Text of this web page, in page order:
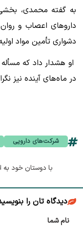
به گفته محمدی، بخشی
داروهای اعصاب و
دشواری تأمین مواد
او هشدار داد که
در ماه‌های آینده نیز
شرکت‌های دارویی
با دوستان خود به
دیدگاه تان را
نام شما